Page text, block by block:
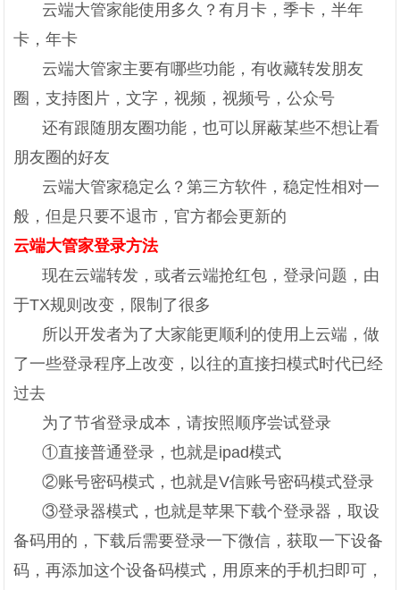
云端大管家能使用多久？有月卡，季卡，半年
卡，年卡
云端大管家主要有哪些功能，有收藏转发朋友
圈，支持图片，文字，视频，视频号，公众号
还有跟随朋友圈功能，也可以屏蔽某些不想让看
朋友圈的好友
云端大管家稳定么？第三方软件，稳定性相对一
般，但是只要不退市，官方都会更新的
云端大管家登录方法
现在云端转发，或者云端抢红包，登录问题，由
于TX规则改变，限制了很多
所以开发者为了大家能更顺利的使用上云端，做
了一些登录程序上改变，以往的直接扫模式时代已经
过去
为了节省登录成本，请按照顺序尝试登录
①直接普通登录，也就是ipad模式
②账号密码模式，也就是V信账号密码模式登录
③登录器模式，也就是苹果下载个登录器，取设
备码用的，下载后需要登录一下微信，获取一下设备
码，再添加这个设备码模式，用原来的手机扫即可，